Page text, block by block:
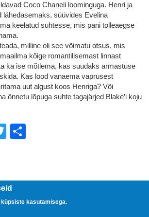
Coco Chaneli loominguga. Henri ja
lähedasemaks, süüvides Evelina
keelatud suhtesse, mis pani tolleaegse
milline oli see võimatu otsus, mis
kõige romantilisemast linnast
ka ise mõtlema, kas suudaks armastuse
Kas lood vanaema vaprusest
uut algust koos Henriga? Või
õnnetu lõpuga suhte tagajärjed Blake’i koju
Twitter
kasutamisega.